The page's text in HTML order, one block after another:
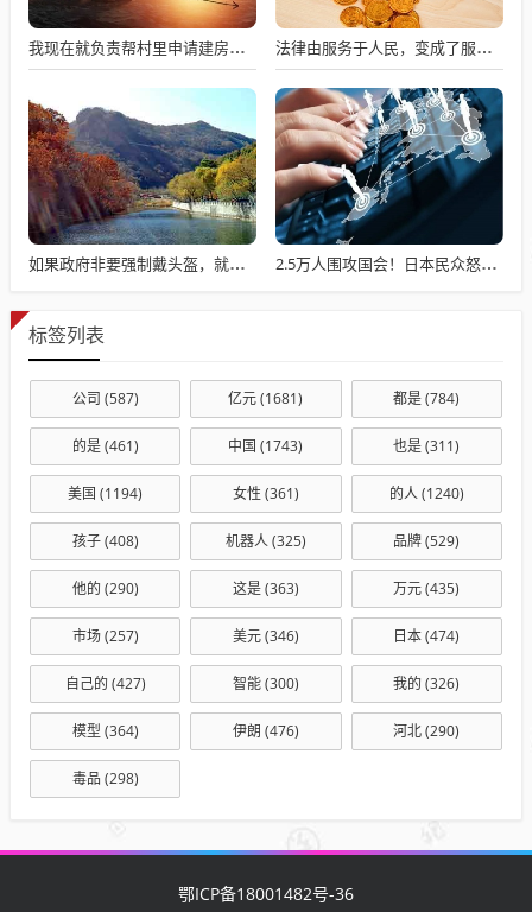
我现在就负责帮村里申请建房的工作，现在村里不是盖不起，是没地没指标！ 法律由服务于人民，变成了服务于法学届
如果政府非要强制戴头盔，就得先让电动自行车有个放头盔的地方 2.5万人围攻国会！日本民众怒了：让她下台！
标签列表
公司 (587) 亿元(1681) 都是(784)
的是(461) 中国 (1743) 也是(311)
美国 (1194) 女性 (361) 的人(1240)
孩子(408) 机器人(325) 品牌(529)
他的 (290) 这是(363) 万元(435)
市场(257) 美元(346) 日本(474)
自己的 (427) 智能(300) 我的 (326)
模型 (364) 伊朗 (476) 河北(290)
毒品 (298)
鄂ICP备18001482号-36